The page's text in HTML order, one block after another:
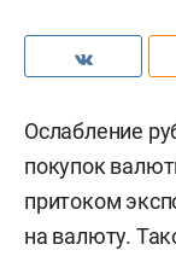
Ослабление
покупок
притоком
на валюту.